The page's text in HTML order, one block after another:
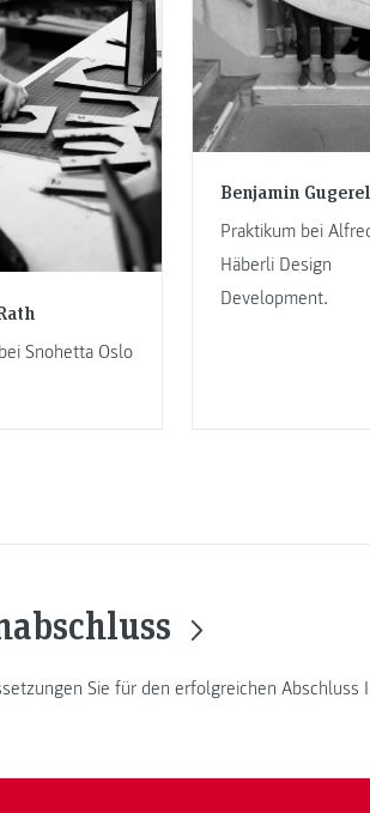
Snohetta Oslo
Benjamin
Praktikum bei
Häberli Design
Development.
Sie für den erfolgreichen